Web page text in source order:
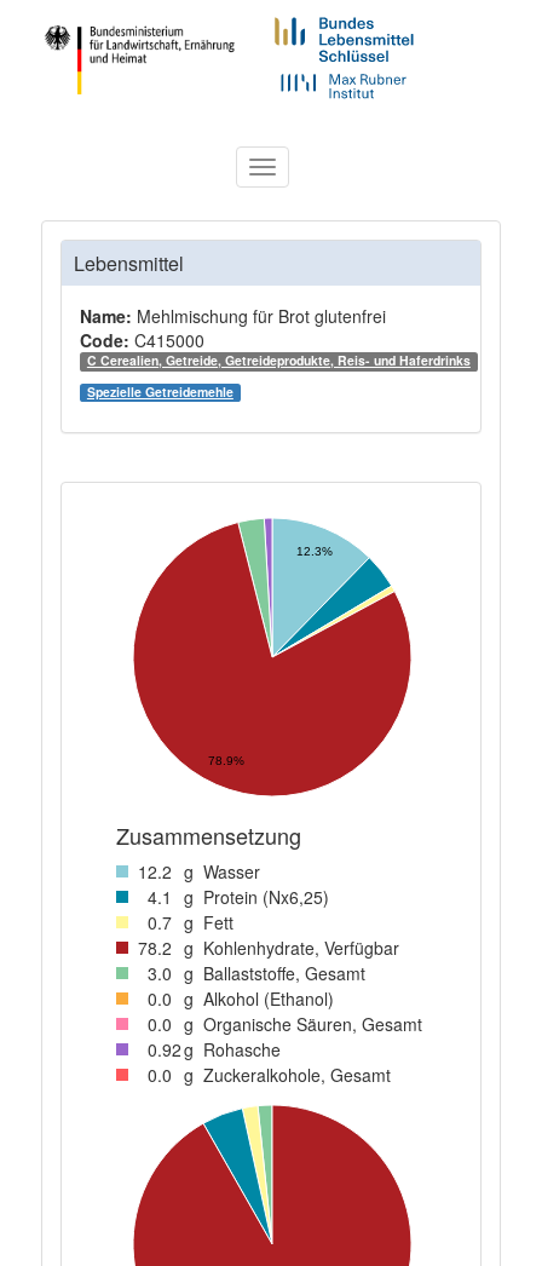
Toggle
navigation
Lebensmittel
Name: Mehlmischung für Brot glutenfrei
Code: C415000
C Cerealien, Getreide, Getreideprodukte, Reis- und Haferdrinks
Spezielle Getreidemehle
12.3%
78.9%
Zusammensetzung
12.2 g Wasser
4.1 g Protein (Nx6,25)
0.7 g Fett
78.2 g Kohlenhydrate, Verfügbar
3.0 g Ballaststoffe, Gesamt
0.0 g Alkohol (Ethanol)
0.0 g Organische Säuren, Gesamt
0.92g Rohasche
0.0 g Zuckeralkohole, Gesamt